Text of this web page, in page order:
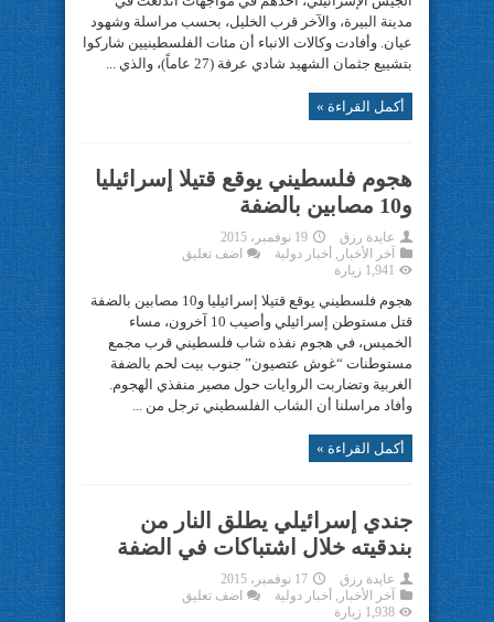
مدينة البيرة، والآخر قرب الخليل، بحسب مراسلة وشهود
عيان. وأفادت وكالات الانباء أن مئات الفلسطينيين شاركوا
بتشييع جثمان الشهيد شادي عرفة (27 عاماً)، والذي ...
أكمل القراءة »
هجوم فلسطيني يوقع قتيلا إسرائيليا
و10 مصابين بالضفة
عايدة رزق
19 نوفمبر، 2015
آخر الأخبار , أخبار دولية
اضف تعليق
1,941 زيارة
هجوم فلسطيني يوقع قتيلا إسرائيليا و10 مصابين بالضفة
قتل مستوطن إسرائيلي وأصيب 10 آخرون، مساء
الخميس، في هجوم نفذه شاب فلسطيني قرب مجمع
مستوطنات “غوش عتصيون” جنوب بيت لحم بالضفة
الغربية وتضاربت الروايات حول مصير منفذي الهجوم.
وأفاد مراسلنا أن الشاب الفلسطيني ترجل من ...
أكمل القراءة »
جندي إسرائيلي يطلق النار من
بندقيته خلال اشتباكات في الضفة
عايدة رزق
17 نوفمبر، 2015
آخر الأخبار , أخبار دولية
اضف تعليق
1,938 زيارة